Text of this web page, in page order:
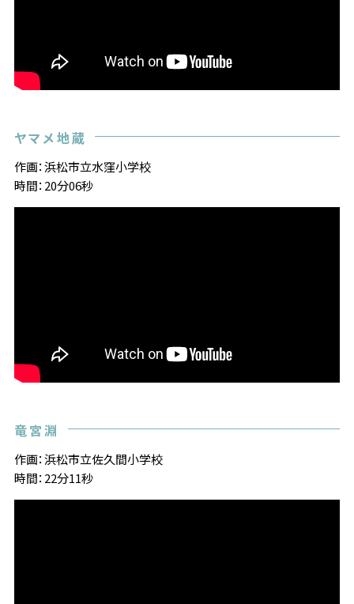
ヤマメ地蔵
作画：浜松市立水窪小学校
時間：20分06秒
竜宮淵
作画：浜松市立佐久間小学校
時間：22分11秒